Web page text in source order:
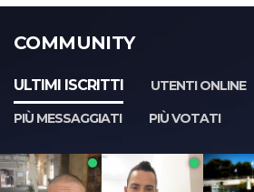
COMMUNITY
ULTIMI ISCRITTI UTENTI ONLINE
PIÙ MESSAGGIATI
PIÙ VOTATI